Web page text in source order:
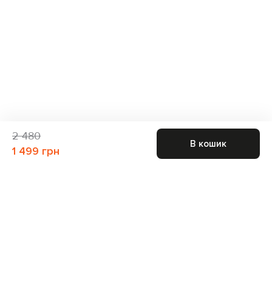
2 480
1 499 грн
В кошик